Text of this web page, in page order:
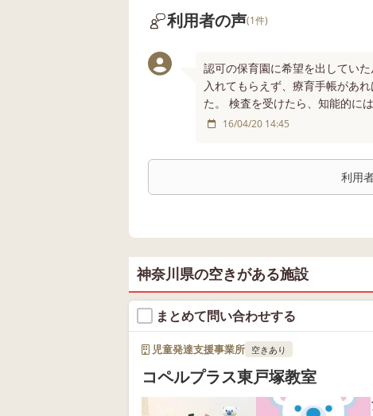
利用者の声(1件)
認可の保育園に希望を出してい
入れてもらえず、療育手帳があ
た。 検査を受けたら、知能的に
16/04/20 14:45
利用
神奈川県の空きがある施設
まとめて問い合わせする
児童発達支援事業所 空きあり
コペルプラス東戸塚教室